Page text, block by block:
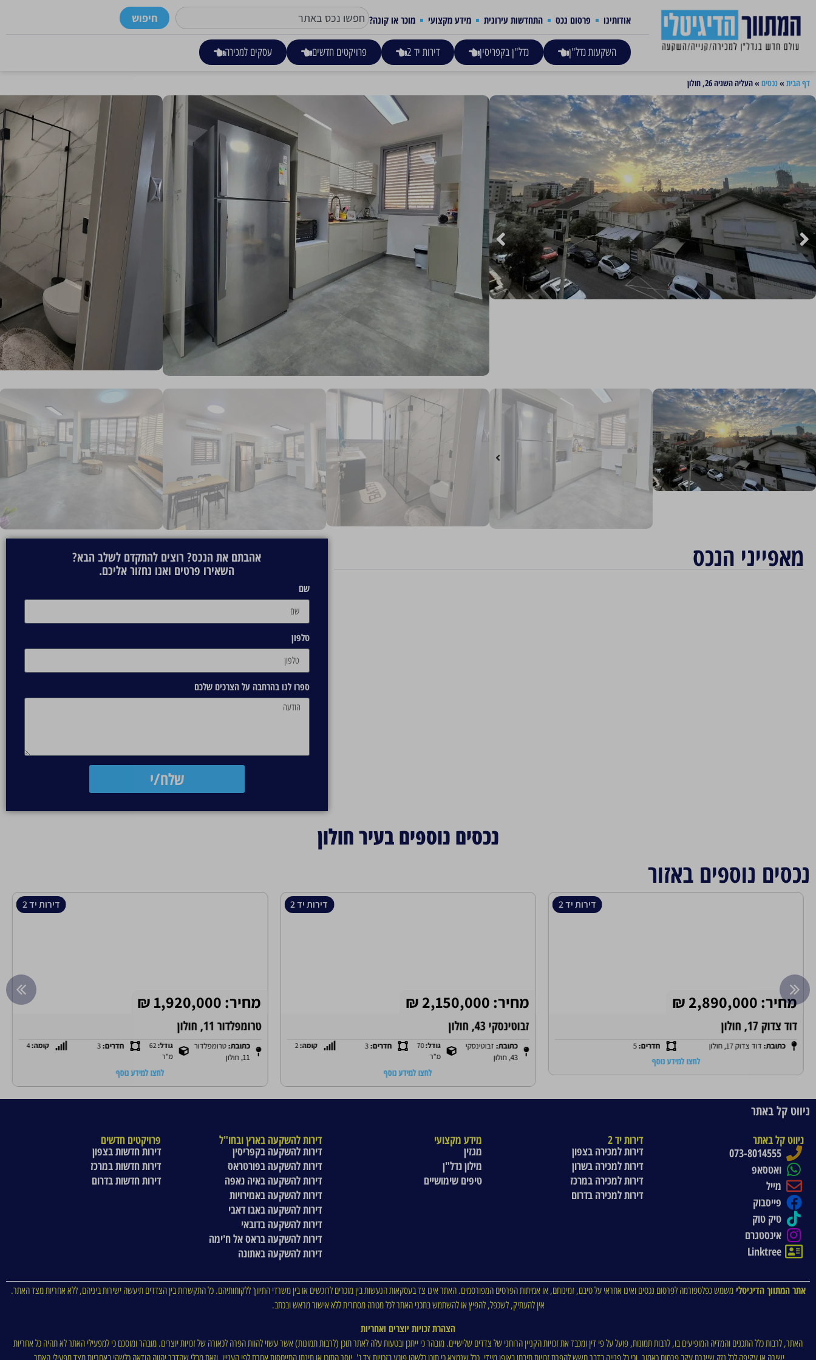
אודותינו פרסום נכס התחדשות עירונית מידע מקצועי מוכר או קונה? חיפוש
השקעות נדל"ן נדל"ן בקפריסין דירות יד 2 פרויקטים חדשים עסקים למכירה
דף הבית »נכסים »העליה השניה 26, חולון
העליה השניה 26, חולון
1,960,000
הדירה בקומה שנייה מתוך שתי קומות בבניין, הדירה עברה שיפוץ בשווי מוערך של כ-250,000 ש"ח.
יש לדירה חניה בטאבו, נוף פתוח, 2 דק' הליכה לבית ספר וגנים.
דירה מומלצת מאד למשקיעים ומשפחות צעירות.
גודל הנכס
69 מ"ר
מס' חדרים
3
כתובת
מאפייני הנכס
אהבתם את הנכס? רוצים להתקדם לשלב הבא?
השאירו פרטים ואנו נחזור אליכם.
שם
טלפון
ספרו לנו בהרחבה על הצרכים שלכם
שלח/י
נכסים נוספים בעיר חולון
נכסים נוספים באזור
דירות יד 2
מחיר: 2,890,000 ₪
דוד צדוק 17, חולון
כתובת: דוד צדוק 17, חולון חדרים:5
לחצו למידע נוסף
דירות יד 2
מחיר: 2,150,000 ₪
זבוטינסקי 43, חולון
כתובת: זבוטינסקי
43, חולון
גודל:70
מ"ר
חדרים:3 קומה:2
לחצו למידע נוסף
דירות יד 2
מחיר: 1,920,000 ₪
טרומפלדור 11, חולון
כתובת:טרומפלדור
11, חולון
גודל:62
מ"ר
חדרים:3 קומה:4
לחצו למידע נוסף
ניווט קל באתר
ניווט קל באתר
073-8014555
ואטסאפ
מייל
פייסבוק
טיק טוק
אינסטגרם
Linktree
דירות יד 2
דירות למכירה בצפון
דירות למכירה בשרון
דירות למכירה במרכז
דירות למכירה בדרום
מידע מקצועי
מגזין
מילון נדל"ן
טיפים שימושיים
דירות להשקעה בארץ ובחו"ל
דירות להשקעה בקפריסין
דירות להשקעה בפורטראס
דירות להשקעה באיה נאפה
דירות להשקעה באמירויות
דירות להשקעה באבו דאבי
דירות להשקעה בדובאי
דירות להשקעה בראס אל ח'ימה
דירות להשקעה באתונה
פרויקטים חדשים
דירות חדשות בצפון
דירות חדשות במרכז
דירות חדשות בדרום
אתר המתווך הדיגיטלימשמש כפלטפורמה לפרסום נכסים ואינו אחראי על טיבם, זמינותם, או אמיתות הפרטים המפורסמים. האתר אינו צד בעסקאות הנעשות בין מוכרים לרוכשים או בין משרדי התיווך ללקוחותיהם. כל התקשרות בין הצדדים תיעשה ישירות ביניהם, ללא אחריות מצד האתר.
אין להעתיק, לשכפל, להפיץ או להשתמש בתכני האתר לכל מטרה מסחרית ללא אישור מראש ובכתב.
הצהרת זכויות יוצרים ואחריות
האתר, לרבות כלל התכנים והמדיה המופיעים בו, לרבות תמונות, פועל על פי דין ומכבד את זכויות הקניין הרוחני של צדדים שלישיים. מובהר כי ייתכן ובטעות עלה לאתר תוכן (לרבות תמונות) אשר עשוי להוות הפרה לכאורה של זכויות יוצרים. מובהר ומוסכם כי למפעילי האתר לא תהיה כל אחריות